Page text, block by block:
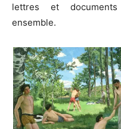
lettres et
ensemble.